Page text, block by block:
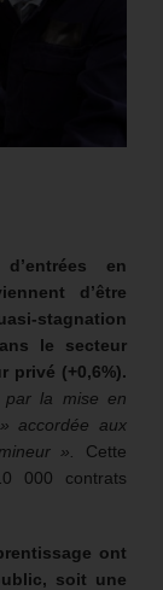
en
d’être
stagnation
le secteur
privé (+0,6%).
par la mise en
» accordée aux
». Cette
000 contrats
ont
soit une